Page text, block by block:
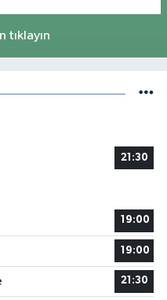
tıklayın
21:30
19:00
19:00
21:30